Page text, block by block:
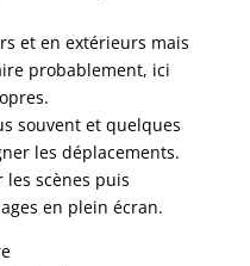
et en extérieurs mais
probablement, ici
souvent et quelques
les déplacements.
les scènes puis
en plein écran.